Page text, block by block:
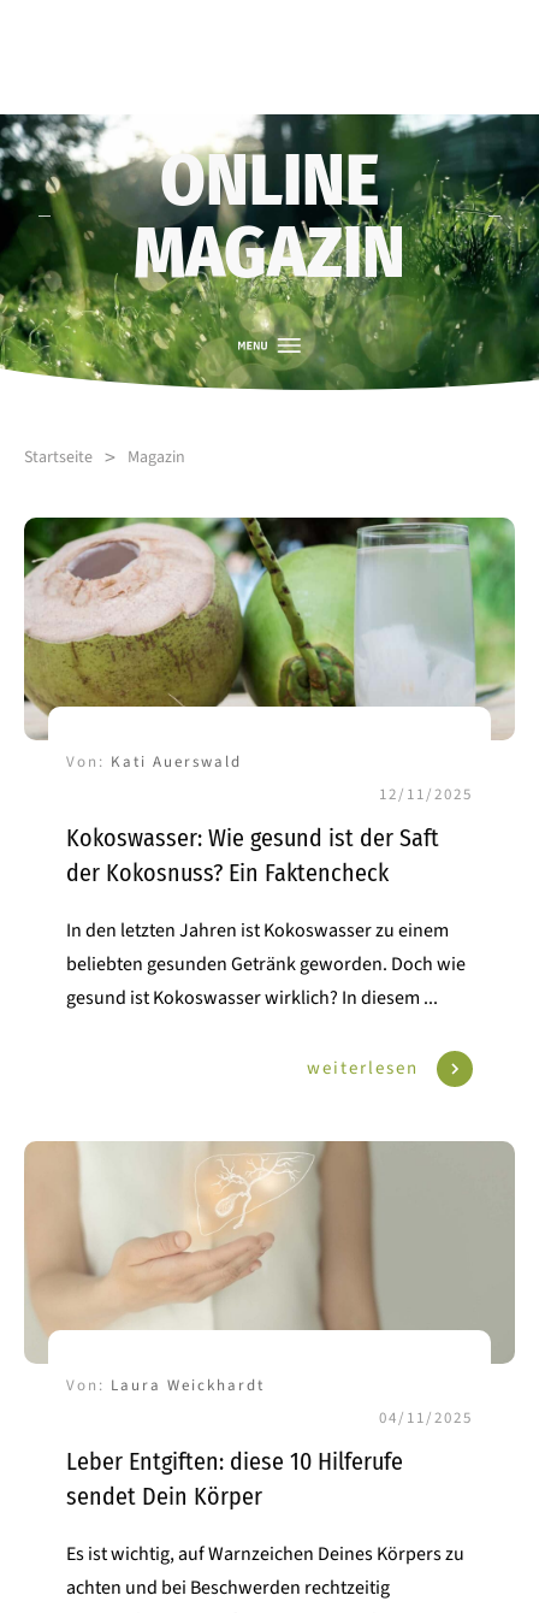
ONLINE
MAGAZIN
Startseite > Magazin
Von: Kati Auerswald
12/11/2025
Kokoswasser: Wie gesund ist der Saft
der Kokosnuss? Ein Faktencheck
In den letzten Jahren ist Kokoswasser zu einem
beliebten gesunden Getränk geworden. Doch wie
gesund ist Kokoswasser wirklich? In diesem ...
weiterlesen
Von: Laura Weickhardt
04/11/2025
Leber Entgiften: diese 10 Hilferufe
sendet Dein Körper
Es ist wichtig, auf Warnzeichen Deines Körpers zu
achten und bei Beschwerden rechtzeitig